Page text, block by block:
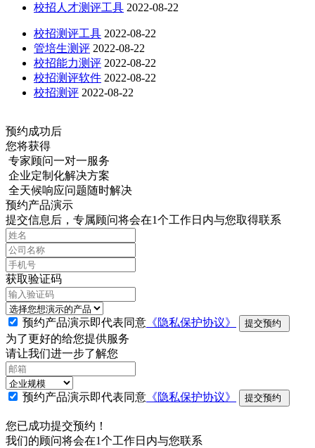
校招人才测评工具 2022-08-22
校招测评工具 2022-08-22
管培生测评 2022-08-22
校招能力测评 2022-08-22
校招测评软件 2022-08-22
校招测评 2022-08-22
预约成功后
您将获得
专家顾问一对一服务
企业定制化解决方案
全天候响应问题随时解决
预约产品演示
提交信息后，专属顾问将会在1个工作日内与您取得联系
获取验证码
预约产品演示即代表同意 《隐私保护协议》 提交预约
为了更好的给您提供服务
请让我们进一步了解您
预约产品演示即代表同意 《隐私保护协议》 提交预约
您已成功提交预约！
我们的顾问将会在1个工作日内与您联系